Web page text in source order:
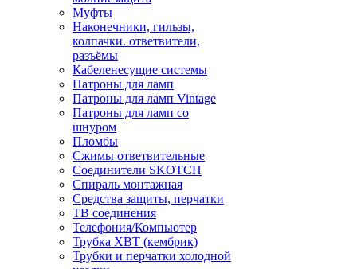
Муфты
Наконечники, гильзы,
колпачки. ответвители,
разъёмы
Кабеленесущие системы
Патроны для ламп
Патроны для ламп Vintage
Патроны для ламп со
шнуром
Пломбы
Сжимы ответвительные
Соединители SKOTCH
Спираль монтажная
Средства защиты, перчатки
ТВ соединения
Телефония/Компьютер
Трубка ХВТ (кембрик)
Трубки и перчатки холодной